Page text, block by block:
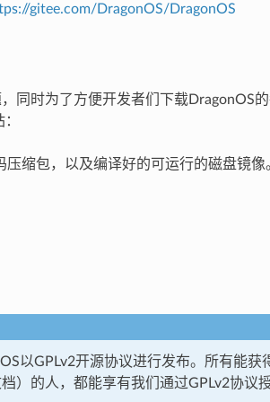
gitee.com/DragonOS/DragonOS
时为了方便开发者们下载DragonOS
缩包，以及编译好的可运行的磁盘镜像
以GPLv2开源协议进行发布。所有能获
）的人，都能享有我们通过GPLv2协议